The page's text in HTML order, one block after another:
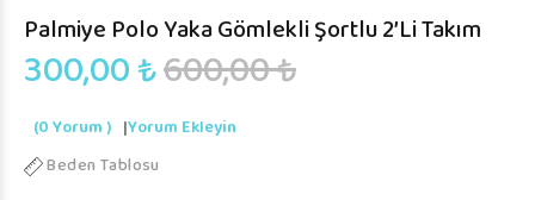
Palmiye Polo Yaka Gömlekli Şortlu 2’li Takım
300,00 ₺600,00 ₺
(0 Yorum ) |Yorum Ekleyin
Beden Tablosu